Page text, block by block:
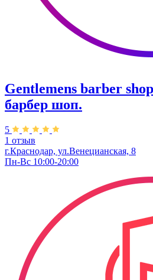
Gentlemens barber
барбер шоп.
5
1 отзыв
г.Краснодар, ул.Венецианская, 8
Пн-Вс 10:00-20:00